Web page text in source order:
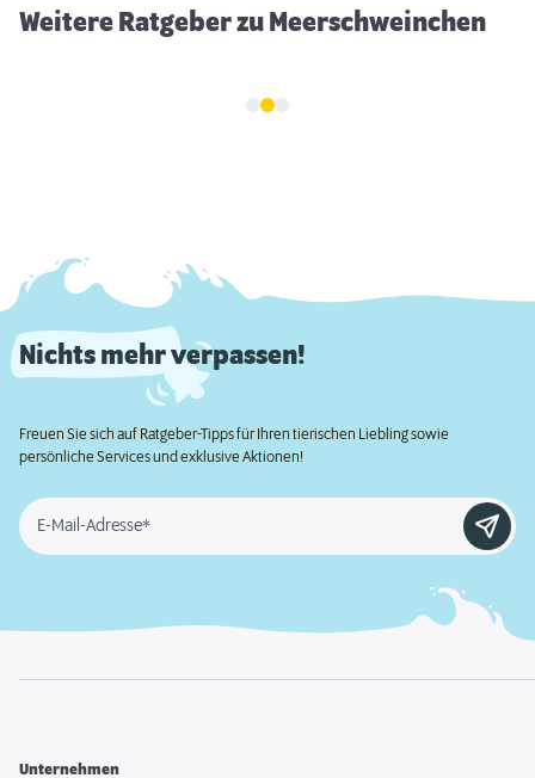
Weitere Ratgeber zu Meerschweinchen
Nichts mehr verpassen!
Freuen Sie sich auf Ratgeber-Tipps für Ihren tierischen Liebling sowie
persönliche Services und exklusive Aktionen!
E-Mail-Adresse*
Unternehmen